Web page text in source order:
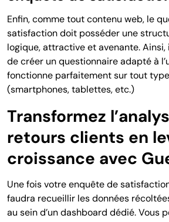
Enfin, comme tout contenu web, le
satisfaction doit posséder une
logique, attractive et avenante.
de créer un questionnaire adapté à
fonctionne parfaitement sur tout
(smartphones, tablettes, etc.)
Transformez
retours clients en
croissance avec
Une fois votre enquête de
faudra recueillir les données
au sein d’un dashboard dédié. Vous